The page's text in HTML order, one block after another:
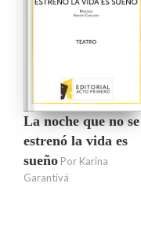
La noche que no se
estrenó la vida es
sueño Por Karina
Garantivá